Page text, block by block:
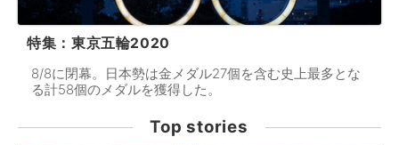
特集：東京五輪2020
8/8に閉幕。日本勢は金メダル27個を含む史上最多とな
る計58個のメダルを獲得した。
Top stories